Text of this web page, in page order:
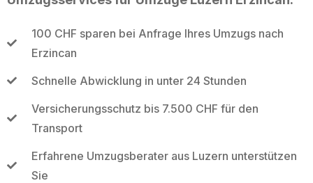
100 CHF sparen bei Anfrage Ihres Umzugs nach
Erzincan
Schnelle Abwicklung in unter 24 Stunden
Versicherungsschutz bis 7.500 CHF für den
Transport
Erfahrene Umzugsberater aus Luzern unterstützen
Sie